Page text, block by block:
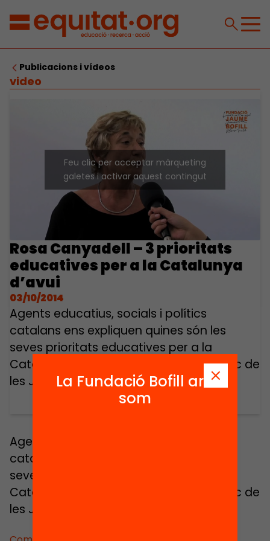
Publicacions i vídeos
video
Feu clic per acceptar màrqueting
galetes i activar aquest contingut
Rosa Canyadell – 3 prioritats
educatives per a la Catalunya
d’avui
03/10/2014
Agents educatius, socials i polítics
catalans ens expliquen quines són les
seves prioritats educatives per a la
Catalunya d’avui. Intervenció en el marc de
les Jornades Educació Avui 2012.
Agents educatius, socials i polítics
catalans ens expliquen quines són les
seves prioritats educatives per a la
Catalunya d’avui. Intervenció en el marc de
les Jornades Educació Avui 2012.
La Fundació Bofill ara
som